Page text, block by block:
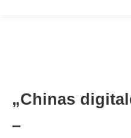
„Chinas
–